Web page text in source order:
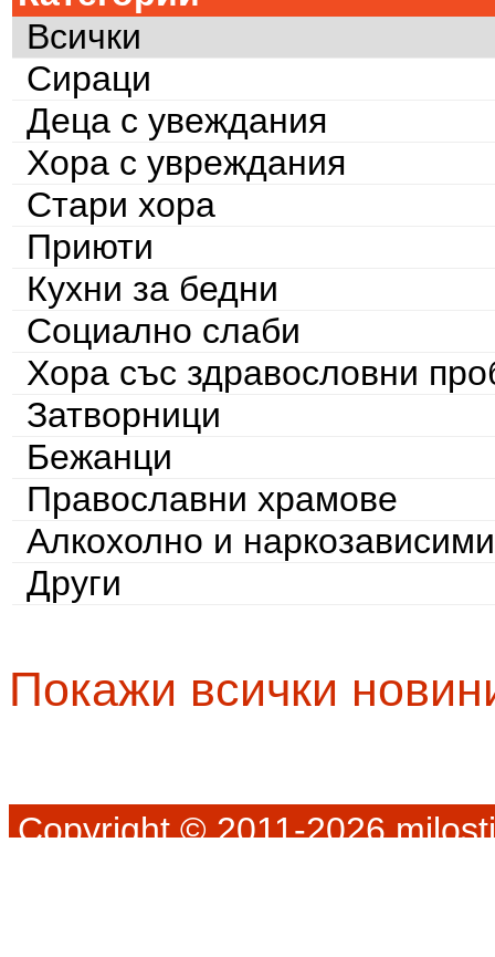
Всички
Сираци
Деца с увеждания
Хора с увреждания
Стари хора
Приюти
Кухни за бедни
Социално слаби
Хора със здравословни
Затворници
Бежанци
Православни храмове
Алкохолно и наркозависими
Други
Покажи всички
Copyright © 2011-2026